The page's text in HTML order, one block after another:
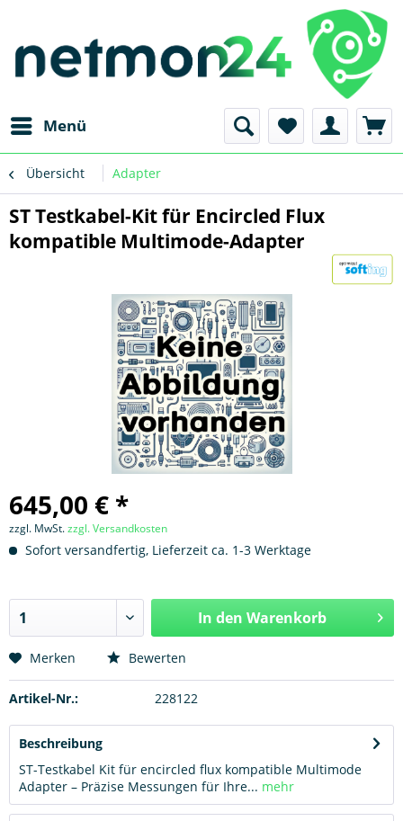
Menü
Übersicht Adapter
ST Testkabel-Kit für Encircled Flux
kompatible Multimode-Adapter
645,00 € *
zzgl. MwSt.zzgl. Versandkosten
Sofort versandfertig, Lieferzeit ca. 1-3 Werktage
In den Warenkorb
Merken Bewerten
Artikel-Nr.: 228122
Beschreibung
ST-Testkabel Kit für encircled flux kompatible Multimode
Adapter – Präzise Messungen für Ihre... mehr